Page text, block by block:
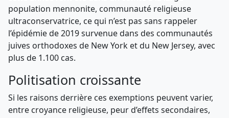
population mennonite, communauté religieuse
ultraconservatrice, ce qui n’est pas sans rappeler
l’épidémie de 2019 survenue dans des communautés
juives orthodoxes de New York et du New Jersey, avec
plus de 1.100 cas.
Politisation croissante
Si les raisons derrière ces exemptions peuvent varier,
entre croyance religieuse, peur d’effets secondaires,